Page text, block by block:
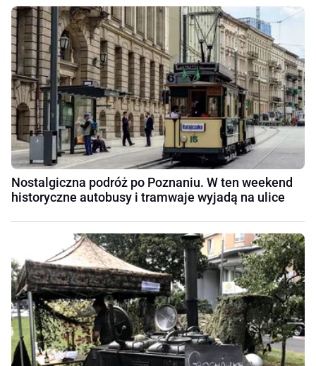
Nostalgiczna podróż po Poznaniu. W ten weekend
historyczne autobusy i tramwaje wyjadą na ulice